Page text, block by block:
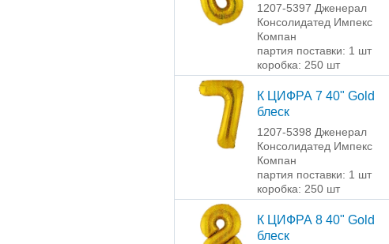
1207-5397 Дженерал
Консолидатед Импекс
Компан
партия поставки: 1 шт
коробка: 250 шт
К ЦИФРА 7 40" Gold
блеск
1207-5398 Дженерал
Консолидатед Импекс
Компан
партия поставки: 1 шт
коробка: 250 шт
К ЦИФРА 8 40" Gold
блеск